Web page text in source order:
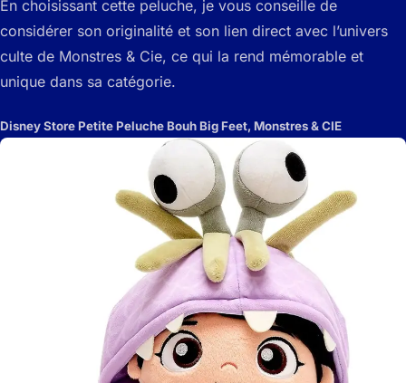
En choisissant cette peluche, je vous conseille de
considérer son originalité et son lien direct avec l’univers
culte de Monstres & Cie, ce qui la rend mémorable et
unique dans sa catégorie.
Disney Store Petite Peluche Bouh Big Feet, Monstres & CIE